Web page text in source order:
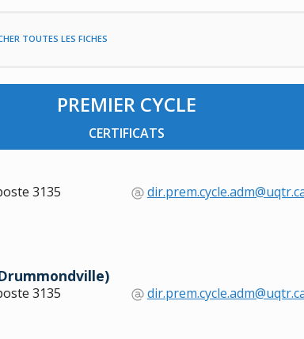
TOUTES LES FICHES
PREMIER CYCLE
CERTIFICATS
3135
3135